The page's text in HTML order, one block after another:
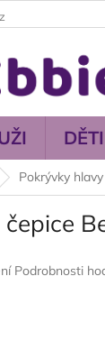
DĚTI
Pokrývky hlavy
Podrobnosti